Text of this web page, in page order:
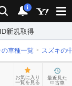
検索 通知
i
ID新規取得
の車種一覧 スズキの
お気に入り
一覧を見る
最近見た
中古車